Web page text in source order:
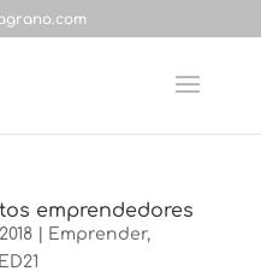
emprendedores
| Emprender,